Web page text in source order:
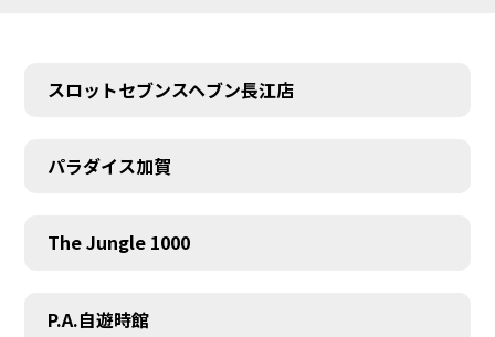
スロットセブンスヘブン長江店
パラダイス加賀
The Jungle 1000
P.A.自遊時館